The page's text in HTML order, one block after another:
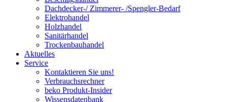
Dachdecker-/ Zimmerer- /Spengler-Bedarf
Elektrohandel
Holzhandel
Sanitärhandel
Trockenbauhandel
Aktuelles
Service
Kontaktieren Sie uns!
Verbrauchsrechner
beko Produkt-Insider
Wissensdatenbank